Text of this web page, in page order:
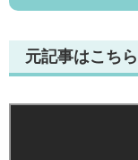
元記事はこちら